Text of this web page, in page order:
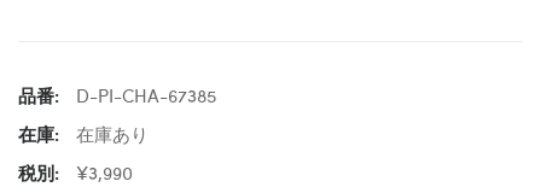
品番:
D-PI-CHA-67385
在庫:
在庫あり
税別:
¥3,990